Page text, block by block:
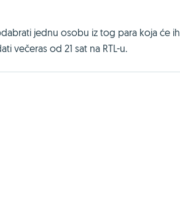
jednu osobu iz tog para koja će ih
večeras od 21 sat na RTL-u.